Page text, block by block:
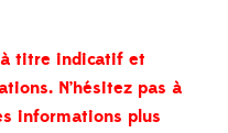
titre indicatif et
N’hésitez pas à
informations plus